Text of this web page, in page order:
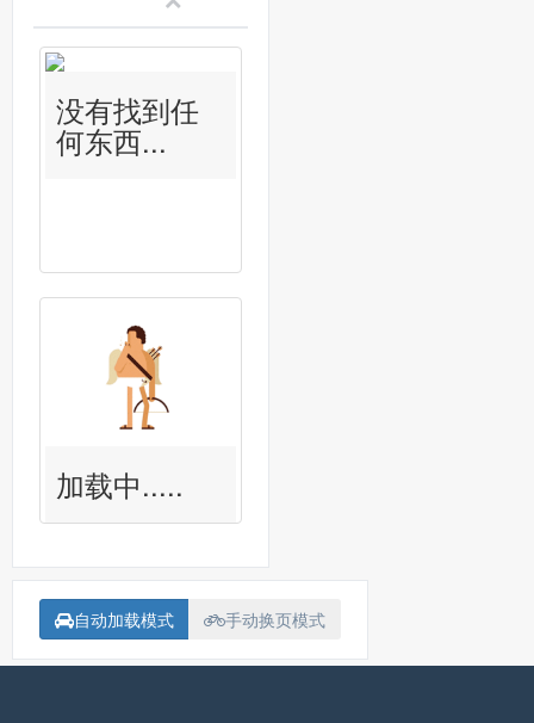
没有找到任
何东西...
加载中.....
自动加载模式 手动换页模式